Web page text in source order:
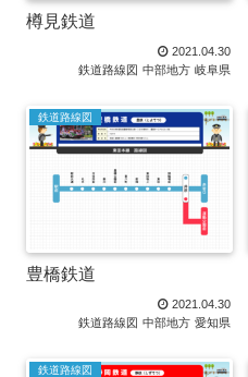
樽見鉄道
2021.04.30
鉄道路線図 中部地方 岐阜県
鉄道路線図
豊橋鉄道
2021.04.30
鉄道路線図 中部地方 愛知県
鉄道路線図